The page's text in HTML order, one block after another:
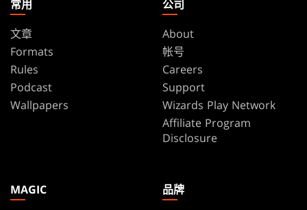
常用
文章
Formats
Rules
Podcast
Wallpapers
公司
About
帐号
Careers
Support
Wizards Play Network
Affiliate Program
Disclosure
MAGIC
品牌